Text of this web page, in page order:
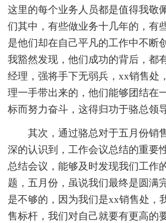
这里的每个业务人员都是值得我敬
们其中，有些做业务十几年的，有
是他们却在自己平凡的工作中不断
我豁然发现，他们成功的背后，都
经理，强将手下无弱兵，xx销售处
理一手带出来的，他们能够团结在
标而努力奋斗，这得归功于骆总领
其次，通过骆总对于五月份销
深的认识到，工作会议总结的重要
总结会议，能够及时发现我们工作
题，五月份，虽说我们最终是圆满
是不够的，因为我们是xx销售处，
售标杆，我们对自己就要有更高的